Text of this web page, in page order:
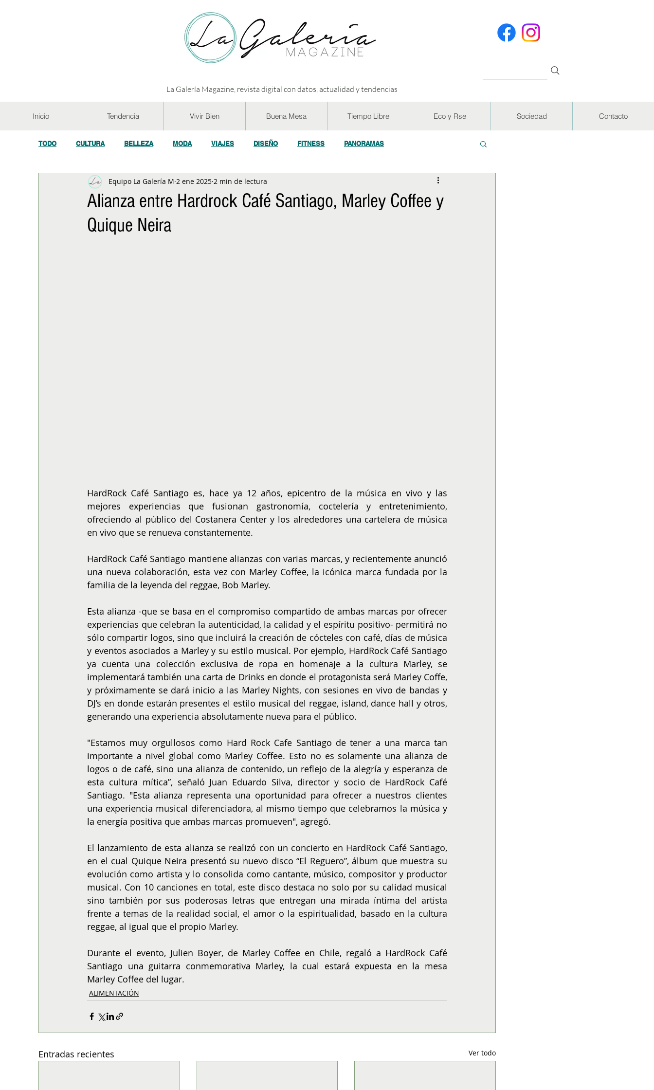
La Galería Magazine, revista digital con datos, actualidad y tendencias
Inicio Tendencia Vivir Bien Buena Mesa Tiempo Libre Eco y Rse Sociedad Contacto
TODO CULTURA BELLEZA MODA VIAJES DISEÑO FITNESS PANORAMAS
GASTRONOMÍA Y VINOS SALUD TECNOLOGÍA ECO y RSE ENTREVISTAS
ALIMENTACIÓN COLUMNA
Alianza entre Hardrock Café Santiago, Marley Coffee y
Quique Neira
Equipo La Galería M 2 ene 2025 2 min de lectura
HardRock Café Santiago es, hace ya 12 años, epicentro de la música en vivo y las
mejores experiencias que fusionan gastronomía, coctelería y entretenimiento,
ofreciendo al público del Costanera Center y los alrededores una cartelera de música
en vivo que se renueva constantemente.
HardRock Café Santiago mantiene alianzas con varias marcas, y recientemente anunció
una nueva colaboración, esta vez con Marley Coffee, la icónica marca fundada por la
familia de la leyenda del reggae, Bob Marley.
Esta alianza -que se basa en el compromiso compartido de ambas marcas por ofrecer
experiencias que celebran la autenticidad, la calidad y el espíritu positivo- permitirá no
sólo compartir logos, sino que incluirá la creación de cócteles con café, días de música
y eventos asociados a Marley y su estilo musical. Por ejemplo, HardRock Café Santiago
ya cuenta una colección exclusiva de ropa en homenaje a la cultura Marley, se
implementará también una carta de Drinks en donde el protagonista será Marley Coffe,
y próximamente se dará inicio a las Marley Nights, con sesiones en vivo de bandas y
DJ’s en donde estarán presentes el estilo musical del reggae, island, dance hall y otros,
generando una experiencia absolutamente nueva para el público.
"Estamos muy orgullosos como Hard Rock Cafe Santiago de tener a una marca tan
importante a nivel global como Marley Coffee. Esto no es solamente una alianza de
logos o de café, sino una alianza de contenido, un reflejo de la alegría y esperanza de
esta cultura mítica”, señaló Juan Eduardo Silva, director y socio de HardRock Café
Santiago. "Esta alianza representa una oportunidad para ofrecer a nuestros clientes
una experiencia musical diferenciadora, al mismo tiempo que celebramos la música y
la energía positiva que ambas marcas promueven", agregó.
El lanzamiento de esta alianza se realizó con un concierto en HardRock Café Santiago,
en el cual Quique Neira presentó su nuevo disco “El Reguero”, álbum que muestra su
evolución como artista y lo consolida como cantante, músico, compositor y productor
musical. Con 10 canciones en total, este disco destaca no solo por su calidad musical
sino también por sus poderosas letras que entregan una mirada íntima del artista
frente a temas de la realidad social, el amor o la espiritualidad, basado en la cultura
reggae, al igual que el propio Marley.
Durante el evento, Julien Boyer, de Marley Coffee en Chile, regaló a HardRock Café
Santiago una guitarra conmemorativa Marley, la cual estará expuesta en la mesa
Marley Coffee del lugar.
ALIMENTACIÓN
Entradas recientes Ver todo